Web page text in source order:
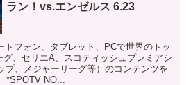
ラン！vs.エンゼルス 6.23
トフォン、タブレット、PCで世界のトッ
、セリエA、スコティッシュプレミアシ
プ、メジャーリーグ等）のコンテンツを
*SPOTV NO...